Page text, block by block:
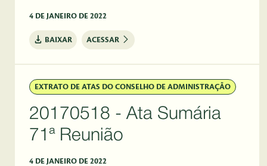
4 DE JANEIRO DE 2022
BAIXAR ACESSAR
EXTRATO DE ATAS DO CONSELHO DE ADMINISTRAÇÃO
20170518 - Ata Sumária
71ª Reunião
4 DE JANEIRO DE 2022